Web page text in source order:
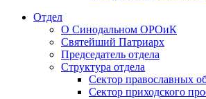
Отдел
О Синодальном ОРОиК
Святейший Патриарх
Председатель отдела
Структура отдела
Сектор православных
Сектор приходского